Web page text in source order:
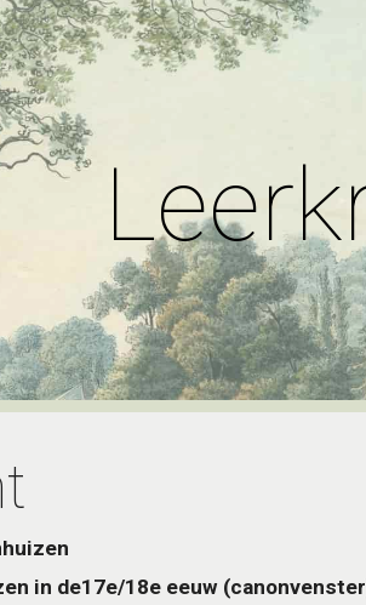
in de17e/18e eeuw